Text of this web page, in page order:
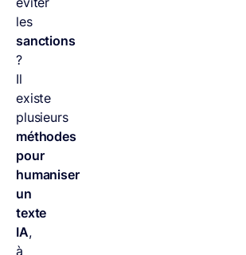
les
sanctions
?
Il
existe
plusieurs
méthodes
pour
humaniser
un
texte
IA,
à